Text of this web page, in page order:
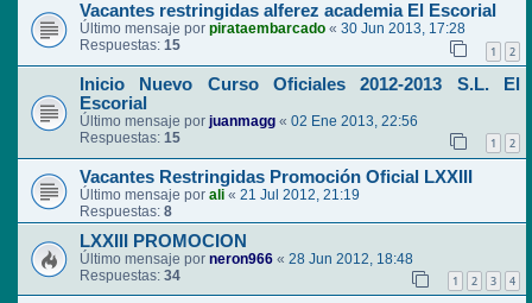
Vacantes restringidas alferez academia El Escorial
Último mensaje por pirataembarcado « 30 Jun 2013, 17:28
Respuestas: 15 1 2
Inicio Nuevo Curso Oficiales 2012-2013 S.L. El
Escorial
Último mensaje por juanmagg « 02 Ene 2013, 22:56
Respuestas: 15 1 2
Vacantes Restringidas Promoción Oficial LXXIII
Último mensaje por ali « 21 Jul 2012, 21:19
Respuestas: 8
LXXIII PROMOCION
Último mensaje por neron966 « 28 Jun 2012, 18:48
Respuestas: 34 1 2 3 4